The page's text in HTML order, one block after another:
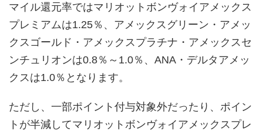
マイル還元率ではマリオットボンヴォイアメックス
プレミアムは1.25％、アメックスグリーン・アメッ
クスゴールド・アメックスプラチナ・アメックスセ
ンチュリオンは0.8％～1.0％、ANA・デルタアメッ
クスは1.0％となります。
ただし、一部ポイント付与対象外だったり、ポイン
トが半減してマリオットボンヴォイアメックスプレ